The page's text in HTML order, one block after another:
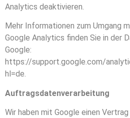
Analytics deaktivieren.
Mehr Informationen zum Umgang
Google Analytics finden Sie in der
Google:
https://support.google.com/
hl=de.
Auftragsdatenverarbeitung
Wir haben mit Google einen Vertrag